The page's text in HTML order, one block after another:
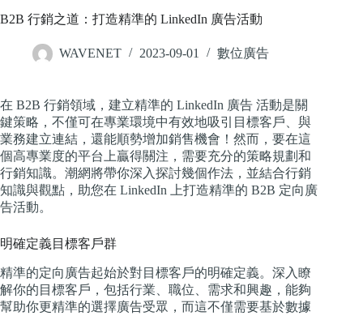
B2B 行銷之道：打造精準的 LinkedIn 廣告活動
WAVENET 2023-09-01 數位廣告
在 B2B 行銷領域，建立精準的 LinkedIn 廣告 活動是關
鍵策略，不僅可在專業環境中有效地吸引目標客戶、與
業務建立連結，還能順勢增加銷售機會！然而，要在這
個高專業度的平台上贏得關注，需要充分的策略規劃和
行銷知識。潮網將帶你深入探討幾個作法，並結合行銷
知識與觀點，助您在 LinkedIn 上打造精準的 B2B 定向廣
告活動。
明確定義目標客戶群
精準的定向廣告起始於對目標客戶的明確定義。深入瞭
解你的目標客戶，包括行業、職位、需求和興趣，能夠
幫助你更精準的選擇廣告受眾，而這不僅需要基於數據